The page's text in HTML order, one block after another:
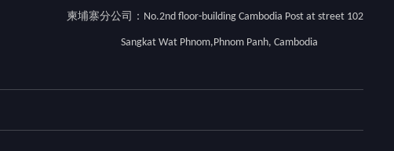
柬埔寨分公司：No.2nd floor-building Cambodia Post at street 102
Sangkat Wat Phnom,Phnom Panh, Cambodia